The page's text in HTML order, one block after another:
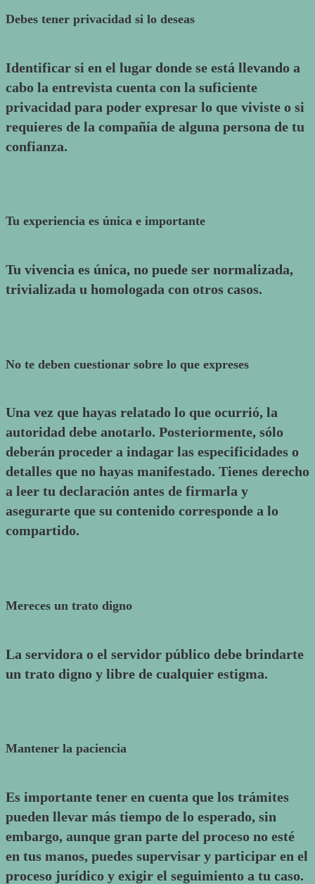
Debes tener privacidad si lo deseas
Identificar si en el lugar donde se está llevando a
cabo la entrevista cuenta con la suficiente
privacidad para poder expresar lo que viviste o si
requieres de la compañía de alguna persona de tu
confianza.
Tu experiencia es única e importante
Tu vivencia es única, no puede ser normalizada,
trivializada u homologada con otros casos.
No te deben cuestionar sobre lo que expreses
Una vez que hayas relatado lo que ocurrió, la
autoridad debe anotarlo. Posteriormente, sólo
deberán proceder a indagar las especificidades o
detalles que no hayas manifestado. Tienes derecho
a leer tu declaración antes de firmarla y
asegurarte que su contenido corresponde a lo
compartido.
Mereces un trato digno
La servidora o el servidor público debe brindarte
un trato digno y libre de cualquier estigma.
Mantener la paciencia
Es importante tener en cuenta que los trámites
pueden llevar más tiempo de lo esperado, sin
embargo, aunque gran parte del proceso no esté
en tus manos, puedes supervisar y participar en el
proceso jurídico y exigir el seguimiento a tu caso.